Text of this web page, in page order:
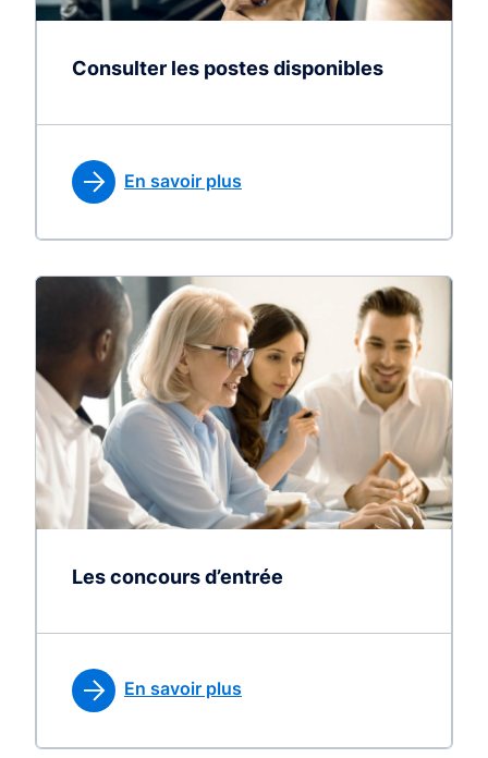
Consulter les postes disponibles
En savoir plus
Les concours d’entrée
En savoir plus